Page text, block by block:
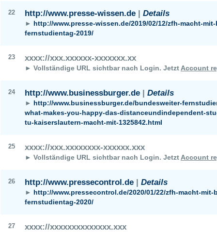
22 http://www.presse-wissen.de | Details
► http://www.presse-wissen.de/2019/02/12/zfh-macht-
fernstudientag-2019/
23 xxxx://xxx.xxxxxx-xxxxxxx.xx
► Vollständige URL sichtbar nach Login. Jetzt Account
24 http://www.businessburger.de | Details
► http://www.businessburger.de/bundesweiter-
what-makes-you-happy-das-distanceundindependent-
tu-kaiserslautern-macht-mit-1325842.html
25 xxxx://xxx.xxxxxxxx-xxxxxx.xxx
► Vollständige URL sichtbar nach Login. Jetzt Account
26 http://www.pressecontrol.de | Details
► http://www.pressecontrol.de/2020/01/22/zfh-macht-mit-
fernstudientag-2020/
27 xxxx://xxxxxxxxxxxxxx.xxx